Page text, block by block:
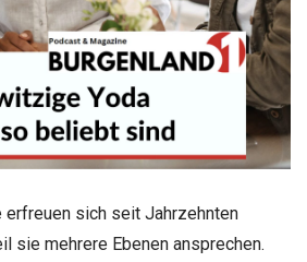
erfreuen sich seit Jahrzehnten
sie mehrere Ebenen ansprechen.